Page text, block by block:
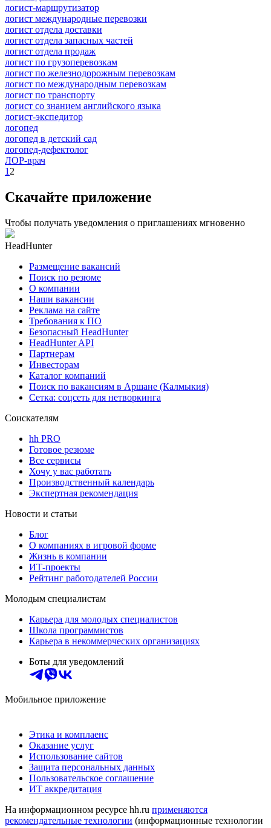
логист-маршрутизатор
логист международные перевозки
логист отдела доставки
логист отдела запасных частей
логист отдела продаж
логист по грузоперевозкам
логист по железнодорожным перевозкам
логист по международным перевозкам
логист по транспорту
логист со знанием английского языка
логист-экспедитор
логопед
логопед в детский сад
логопед-дефектолог
ЛОР-врач
1 2
Скачайте приложение
Чтобы получать уведомления о приглашениях мгновенно
HeadHunter
Размещение вакансий
Поиск по резюме
О компании
Наши вакансии
Реклама на сайте
Требования к ПО
Безопасный HeadHunter
HeadHunter API
Партнерам
Инвесторам
Каталог компаний
Поиск по вакансиям в Аршане (Калмыкия)
Сетка: соцсеть для нетворкинга
Соискателям
hh PRO
Готовое резюме
Все сервисы
Хочу у вас работать
Производственный календарь
Экспертная рекомендация
Новости и статьи
Блог
О компаниях в игровой форме
Жизнь в компании
ИТ-проекты
Рейтинг работодателей России
Молодым специалистам
Карьера для молодых специалистов
Школа программистов
Карьера в некоммерческих организациях
Боты для уведомлений
Мобильное приложение
Этика и комплаенс
Оказание услуг
Использование сайтов
Защита персональных данных
Пользовательское соглашение
ИТ аккредитация
На информационном ресурсе hh.ru применяются
рекомендательные технологии (информационные технологии